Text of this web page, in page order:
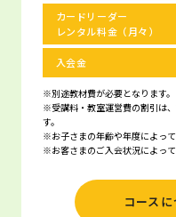
カードリーダー
レンタル料金（月々）
入会金
※別途教材費が必要となります。
※受講料・教室運営費の割引は
す。
※お子さまの年齢や年度によって
※お客さまのご入会状況によっ
コース